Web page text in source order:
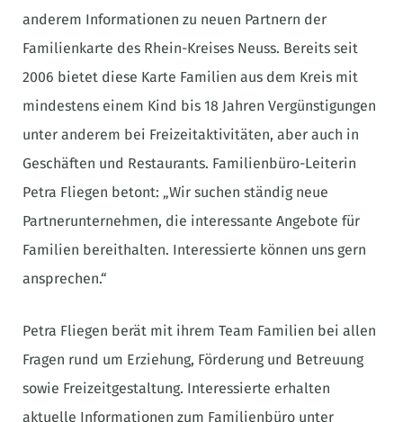
anderem Informationen zu neuen Partnern der
Familienkarte des Rhein-Kreises Neuss. Bereits seit
2006 bietet diese Karte Familien aus dem Kreis mit
mindestens einem Kind bis 18 Jahren Vergünstigungen
unter anderem bei Freizeitaktivitäten, aber auch in
Geschäften und Restaurants. Familienbüro-Leiterin
Petra Fliegen betont: „Wir suchen ständig neue
Partnerunternehmen, die interessante Angebote für
Familien bereithalten. Interessierte können uns gern
ansprechen.“
Petra Fliegen berät mit ihrem Team Familien bei allen
Fragen rund um Erziehung, Förderung und Betreuung
sowie Freizeitgestaltung. Interessierte erhalten
aktuelle Informationen zum Familienbüro unter